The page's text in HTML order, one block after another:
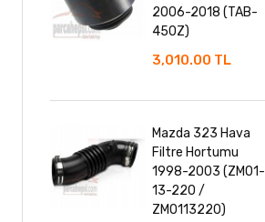
2006-2018 (TAB-
450Z)
3,010.00 TL
Mazda 323 Hava
Filtre Hortumu
1998-2003 (ZM01-
13-220 /
ZM0113220)